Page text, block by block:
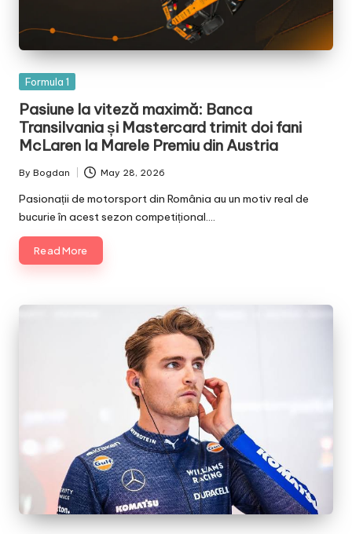
Posted
Formula 1
Pasiune la viteză maximă: Banca
Transilvania și Mastercard trimit doi fani
McLaren la Marele Premiu din Austria
Posted
by
By Bogdan May 28, 2026
Pasionații de motorsport din România au un motiv real de
bucurie în acest sezon competițional.…
Read More